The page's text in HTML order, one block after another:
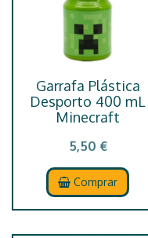
Garrafa Plástica
Desporto 400 mL
Minecraft
5,50 €
Comprar